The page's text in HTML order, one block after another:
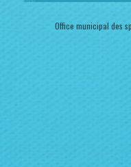
Office municipal des